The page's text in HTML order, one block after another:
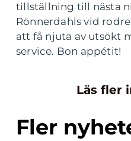
tillställning till nästa
Rönnerdahls vid
att få njuta av utsökt
service. Bon appétit!
Läs fler
Fler